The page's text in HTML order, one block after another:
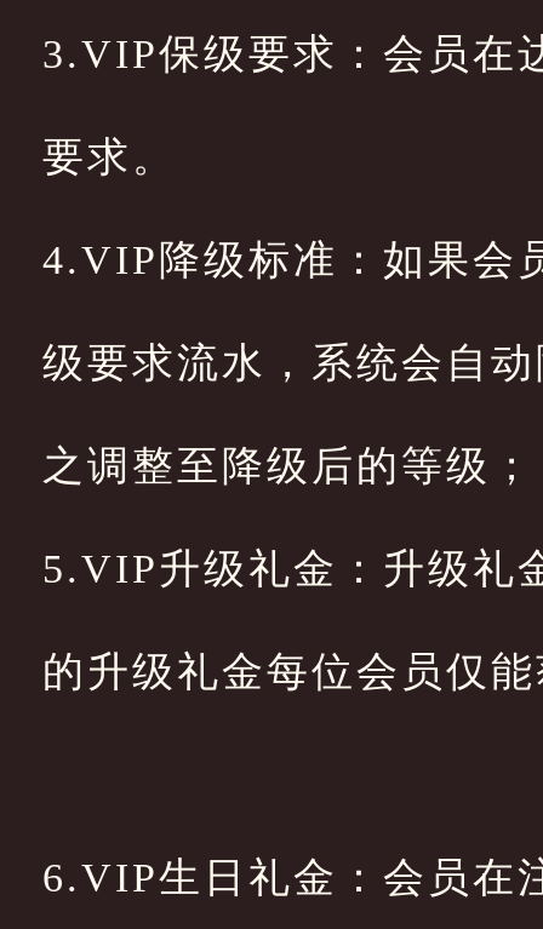
3.VIP保级要求：会员在
要求。
4.VIP降级标准：如果会
级要求流水，系统会自
之调整至降级后的等级
5.VIP升级礼金：升级礼
的升级礼金每位会员仅
6.VIP生日礼金：会员在